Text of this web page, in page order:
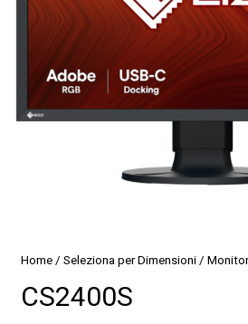
Home/ Seleziona per Dimensioni/
CS2400S